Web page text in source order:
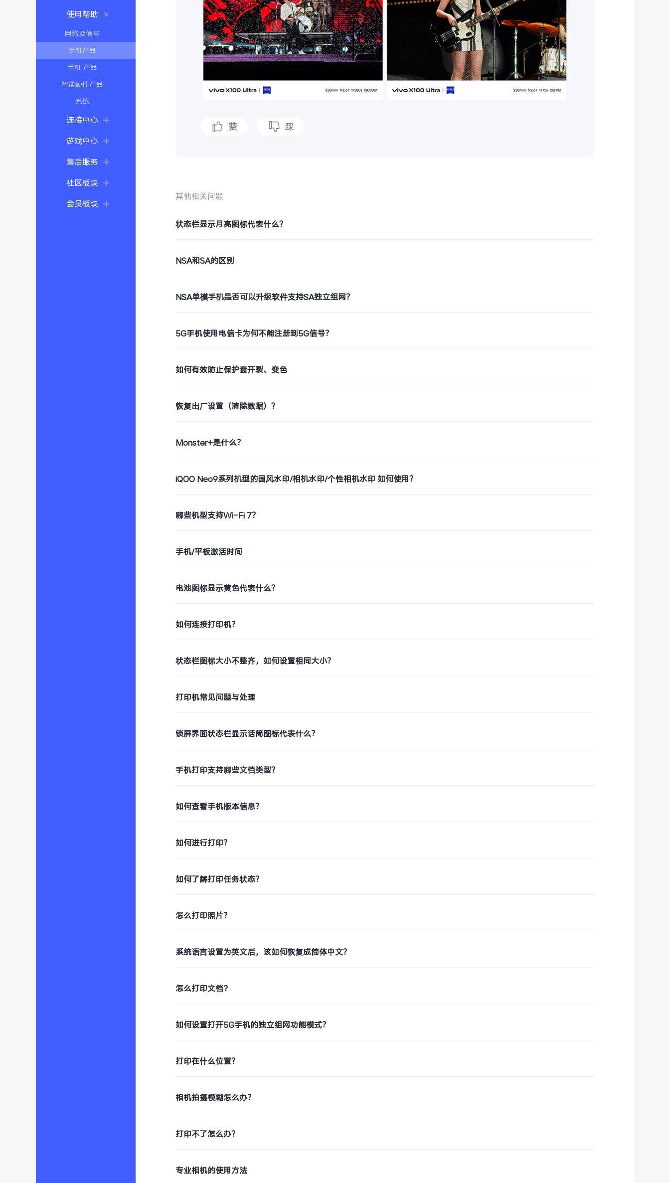
使用帮助
网络及信号
手机产品
手机 产品
智能硬件产品
系统
连接中心
游戏中心
售后服务
社区板块
会员板块
赞 踩
其他相关问题
状态栏显示月亮图标代表什么？
NSA和SA的区别
NSA单模手机是否可以升级软件支持SA独立组网？
5G手机使用电信卡为何不能注册到5G信号？
如何有效防止保护套开裂、变色
恢复出厂设置（清除数据）？
Monster+是什么？
iQOO Neo9系列机型的国风水印/相机水印/个性相机水印 如何使用？
哪些机型支持Wi-Fi 7？
手机/平板激活时间
电池图标显示黄色代表什么？
如何连接打印机？
状态栏图标大小不整齐，如何设置相同大小？
打印机常见问题与处理
锁屏界面状态栏显示话筒图标代表什么？
手机打印支持哪些文档类型？
如何查看手机版本信息？
如何进行打印？
如何了解打印任务状态？
怎么打印照片？
系统语言设置为英文后，该如何恢复成简体中文？
怎么打印文档?
如何设置打开5G手机的独立组网功能模式？
打印在什么位置？
相机拍摄模糊怎么办？
打印不了怎么办？
专业相机的使用方法